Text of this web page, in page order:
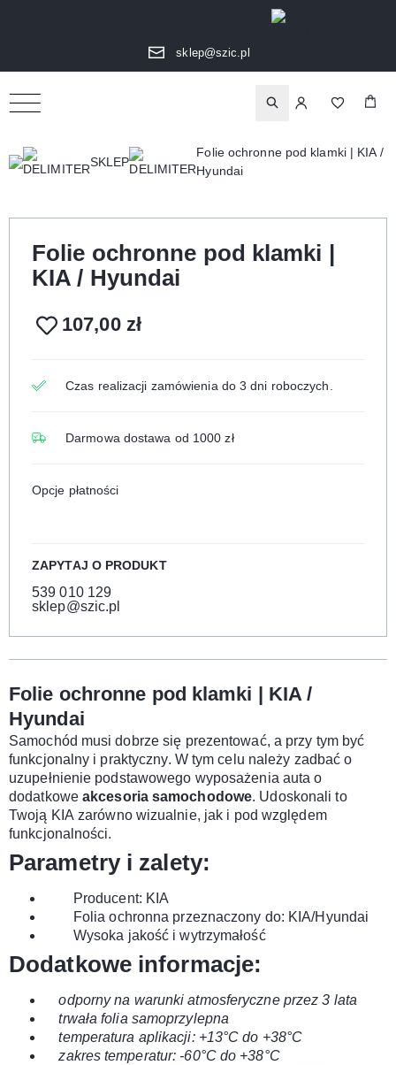
sklep@szic.pl
SKLEP
Folie ochronne pod klamki | KIA /
Hyundai
Folie ochronne pod klamki |
KIA / Hyundai
107,00 zł
Czas realizacji zamówienia do 3 dni roboczych.
Darmowa dostawa od 1000 zł
Opcje płatności
ZAPYTAJ O PRODUKT
539 010 129
sklep@szic.pl
Folie ochronne pod klamki | KIA /
Hyundai
Samochód musi dobrze się prezentować, a przy tym być
funkcjonalny i praktyczny. W tym celu należy zadbać o
uzupełnienie podstawowego wyposażenia auta o
dodatkowe akcesoria samochodowe. Udoskonali to
Twoją KIA zarówno wizualnie, jak i pod względem
funkcjonalności.
Parametry i zalety:
Producent: KIA
Folia ochronna przeznaczony do: KIA/Hyundai
Wysoka jakość i wytrzymałość
Dodatkowe informacje:
odporny na warunki atmosferyczne przez 3 lata
trwała folia samoprzylepna
temperatura aplikacji: +13°C do +38°C
zakres temperatur: -60°C do +38°C